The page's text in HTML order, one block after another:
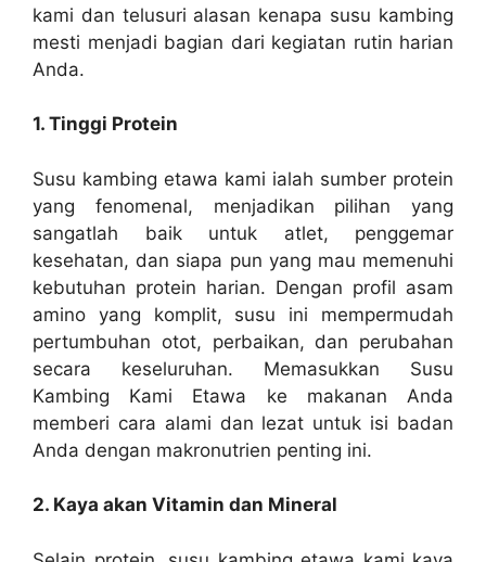
kami dan telusuri alasan kenapa susu kambing
mesti menjadi bagian dari kegiatan rutin harian
Anda.
1. Tinggi Protein
Susu kambing etawa kami ialah sumber protein
yang fenomenal, menjadikan pilihan yang
sangatlah baik untuk atlet, penggemar
kesehatan, dan siapa pun yang mau memenuhi
kebutuhan protein harian. Dengan profil asam
amino yang komplit, susu ini mempermudah
pertumbuhan otot, perbaikan, dan perubahan
secara keseluruhan. Memasukkan Susu
Kambing Kami Etawa ke makanan Anda
memberi cara alami dan lezat untuk isi badan
Anda dengan makronutrien penting ini.
2. Kaya akan Vitamin dan Mineral